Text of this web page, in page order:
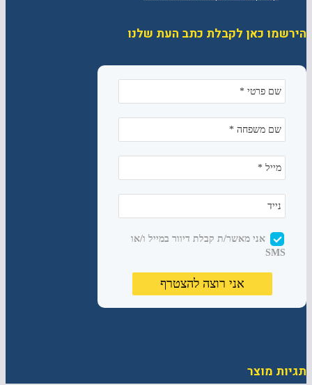
הירשמו כאן לקבלת כתב העת שלנו
תגיות מוצר